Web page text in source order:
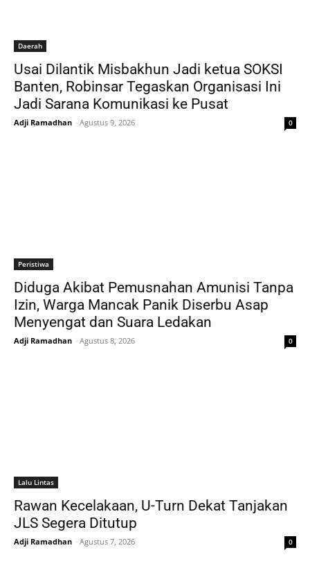
Daerah
Usai Dilantik Misbakhun Jadi ketua SOKSI
Banten, Robinsar Tegaskan Organisasi Ini
Jadi Sarana Komunikasi ke Pusat
Adji Ramadhan - Agustus 9, 2026 0
Peristiwa
Diduga Akibat Pemusnahan Amunisi Tanpa
Izin, Warga Mancak Panik Diserbu Asap
Menyengat dan Suara Ledakan
Adji Ramadhan - Agustus 8, 2026 0
Lalu Lintas
Rawan Kecelakaan, U-Turn Dekat Tanjakan
JLS Segera Ditutup
Adji Ramadhan - Agustus 7, 2026 0